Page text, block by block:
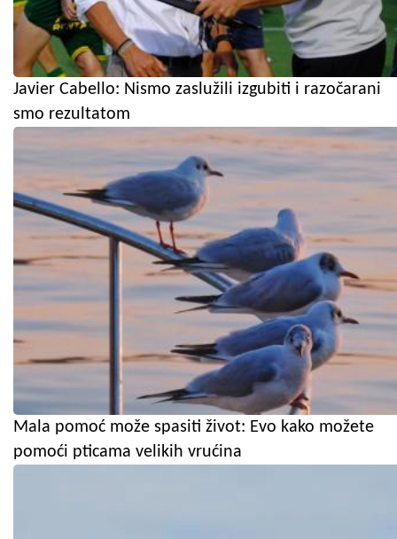
Javier Cabello: Nismo zaslužili izgubiti i razočarani
smo rezultatom
Mala pomoć može spasiti život: Evo kako možete
pomoći pticama velikih vrućina